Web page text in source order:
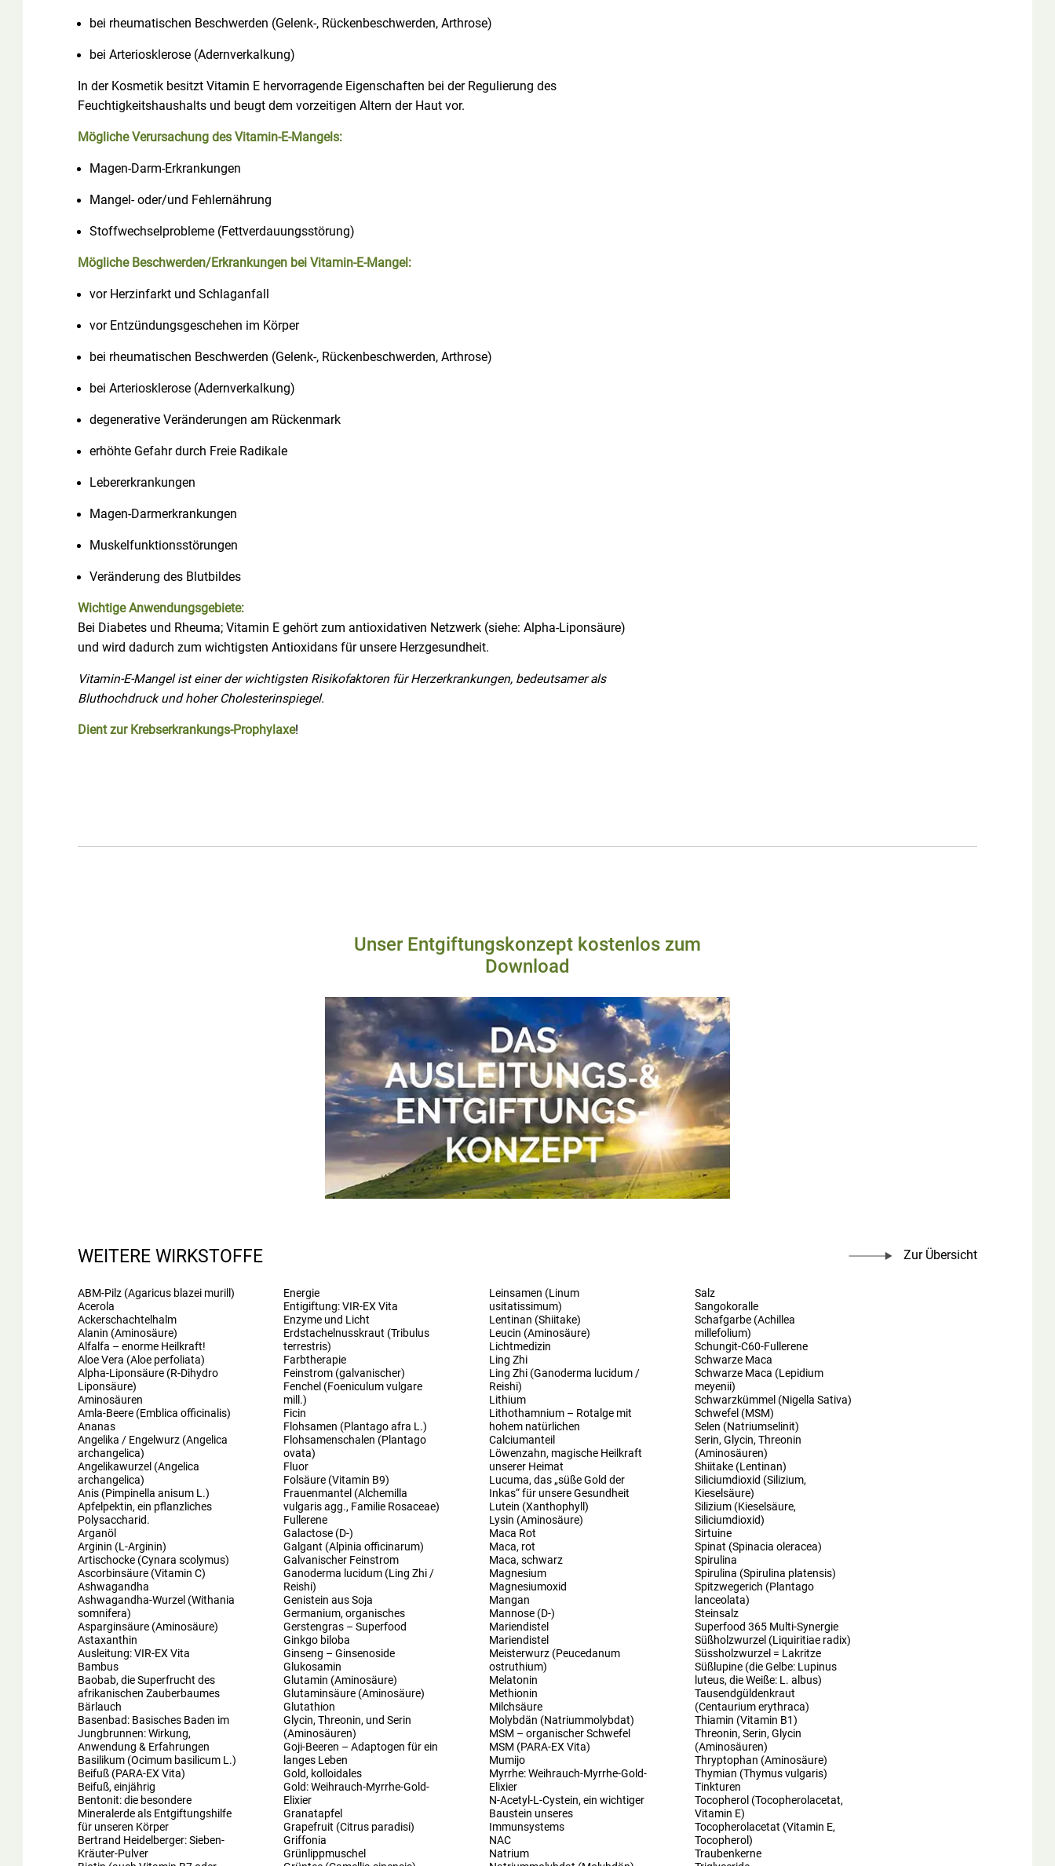
bei rheumatischen Beschwerden (Gelenk-, Rückenbeschwerden, Arthrose)
bei Arteriosklerose (Adernverkalkung)
In der Kosmetik besitzt Vitamin E hervorragende Eigenschaften bei der Regulierung des
Feuchtigkeitshaushalts und beugt dem vorzeitigen Altern der Haut vor.
Mögliche Verursachung des Vitamin-E-Mangels:
Magen-Darm-Erkrankungen
Mangel- oder/und Fehlernährung
Stoffwechselprobleme (Fettverdauungsstörung)
Mögliche Beschwerden/Erkrankungen bei Vitamin-E-Mangel:
vor Herzinfarkt und Schlaganfall
vor Entzündungsgeschehen im Körper
bei rheumatischen Beschwerden (Gelenk-, Rückenbeschwerden, Arthrose)
bei Arteriosklerose (Adernverkalkung)
degenerative Veränderungen am Rückenmark
erhöhte Gefahr durch Freie Radikale
Lebererkrankungen
Magen-Darmerkrankungen
Muskelfunktionsstörungen
Veränderung des Blutbildes
Wichtige Anwendungsgebiete:
Bei Diabetes und Rheuma; Vitamin E gehört zum antioxidativen Netzwerk (siehe: Alpha-Liponsäure)
und wird dadurch zum wichtigsten Antioxidans für unsere Herzgesundheit.
Vitamin-E-Mangel ist einer der wichtigsten Risikofaktoren für Herzerkrankungen, bedeutsamer als
Bluthochdruck und hoher Cholesterinspiegel.
Dient zur Krebserkrankungs-Prophylaxe!
Unser Entgiftungskonzept kostenlos zum
Download
WEITERE WIRKSTOFFE Zur Übersicht
ABM-Pilz (Agaricus blazei murill)
Acerola
Ackerschachtelhalm
Alanin (Aminosäure)
Alfalfa – enorme Heilkraft!
Aloe Vera (Aloe perfoliata)
Alpha-Liponsäure (R-Dihydro
Liponsäure)
Aminosäuren
Amla-Beere (Emblica officinalis)
Ananas
Angelika / Engelwurz (Angelica
archangelica)
Angelikawurzel (Angelica
archangelica)
Anis (Pimpinella anisum L.)
Apfelpektin, ein pflanzliches
Polysaccharid.
Arganöl
Arginin (L-Arginin)
Artischocke (Cynara scolymus)
Ascorbinsäure (Vitamin C)
Ashwagandha
Ashwagandha-Wurzel (Withania
somnifera)
Asparginsäure (Aminosäure)
Astaxanthin
Ausleitung: VIR-EX Vita
Bambus
Baobab, die Superfrucht des
afrikanischen Zauberbaumes
Bärlauch
Basenbad: Basisches Baden im
Jungbrunnen: Wirkung,
Anwendung & Erfahrungen
Basilikum (Ocimum basilicum L.)
Beifuß (PARA-EX Vita)
Beifuß, einjährig
Bentonit: die besondere
Mineralerde als Entgiftungshilfe
für unseren Körper
Bertrand Heidelberger: Sieben-
Kräuter-Pulver
Energie
Entigiftung: VIR-EX Vita
Enzyme und Licht
Erdstachelnusskraut (Tribulus
terrestris)
Farbtherapie
Feinstrom (galvanischer)
Fenchel (Foeniculum vulgare
mill.)
Ficin
Flohsamen (Plantago afra L.)
Flohsamenschalen (Plantago
ovata)
Fluor
Folsäure (Vitamin B9)
Frauenmantel (Alchemilla
vulgaris agg., Familie Rosaceae)
Fullerene
Galactose (D-)
Galgant (Alpinia officinarum)
Galvanischer Feinstrom
Ganoderma lucidum (Ling Zhi /
Reishi)
Genistein aus Soja
Germanium, organisches
Gerstengras – Superfood
Ginkgo biloba
Ginseng – Ginsenoside
Glukosamin
Glutamin (Aminosäure)
Glutaminsäure (Aminosäure)
Glutathion
Glycin, Threonin, und Serin
(Aminosäuren)
Goji-Beeren – Adaptogen für ein
langes Leben
Gold, kolloidales
Gold: Weihrauch-Myrrhe-Gold-
Elixier
Granatapfel
Grapefruit (Citrus paradisi)
Griffonia
Grünlippmuschel
Leinsamen (Linum
usitatissimum)
Lentinan (Shiitake)
Leucin (Aminosäure)
Lichtmedizin
Ling Zhi
Ling Zhi (Ganoderma lucidum /
Reishi)
Lithium
Lithothamnium – Rotalge mit
hohem natürlichen
Calciumanteil
Löwenzahn, magische Heilkraft
unserer Heimat
Lucuma, das „süße Gold der
Inkas“ für unsere Gesundheit
Lutein (Xanthophyll)
Lysin (Aminosäure)
Maca Rot
Maca, rot
Maca, schwarz
Magnesium
Magnesiumoxid
Mangan
Mannose (D-)
Mariendistel
Mariendistel
Meisterwurz (Peucedanum
ostruthium)
Melatonin
Methionin
Milchsäure
Molybdän (Natriummolybdat)
MSM – organischer Schwefel
MSM (PARA-EX Vita)
Mumijo
Myrrhe: Weihrauch-Myrrhe-Gold-
Elixier
N-Acetyl-L-Cystein, ein wichtiger
Baustein unseres
Immunsystems
NAC
Natrium
Salz
Sangokoralle
Schafgarbe (Achillea
millefolium)
Schungit-C60-Fullerene
Schwarze Maca
Schwarze Maca (Lepidium
meyenii)
Schwarzkümmel (Nigella Sativa)
Schwefel (MSM)
Selen (Natriumselinit)
Serin, Glycin, Threonin
(Aminosäuren)
Shiitake (Lentinan)
Siliciumdioxid (Silizium,
Kieselsäure)
Silizium (Kieselsäure,
Siliciumdioxid)
Sirtuine
Spinat (Spinacia oleracea)
Spirulina
Spirulina (Spirulina platensis)
Spitzwegerich (Plantago
lanceolata)
Steinsalz
Superfood 365 Multi-Synergie
Süßholzwurzel (Liquiritiae radix)
Süssholzwurzel = Lakritze
Süßlupine (die Gelbe: Lupinus
luteus, die Weiße: L. albus)
Tausendgüldenkraut
(Centaurium erythraca)
Thiamin (Vitamin B1)
Threonin, Serin, Glycin
(Aminosäuren)
Thryptophan (Aminosäure)
Thymian (Thymus vulgaris)
Tinkturen
Tocopherol (Tocopherolacetat,
Vitamin E)
Tocopherolacetat (Vitamin E,
Tocopherol)
Traubenkerne